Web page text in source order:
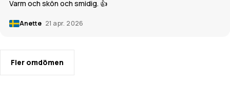
Varm och skön och smidig. 👍
Anette 21 apr. 2026
Fler omdömen